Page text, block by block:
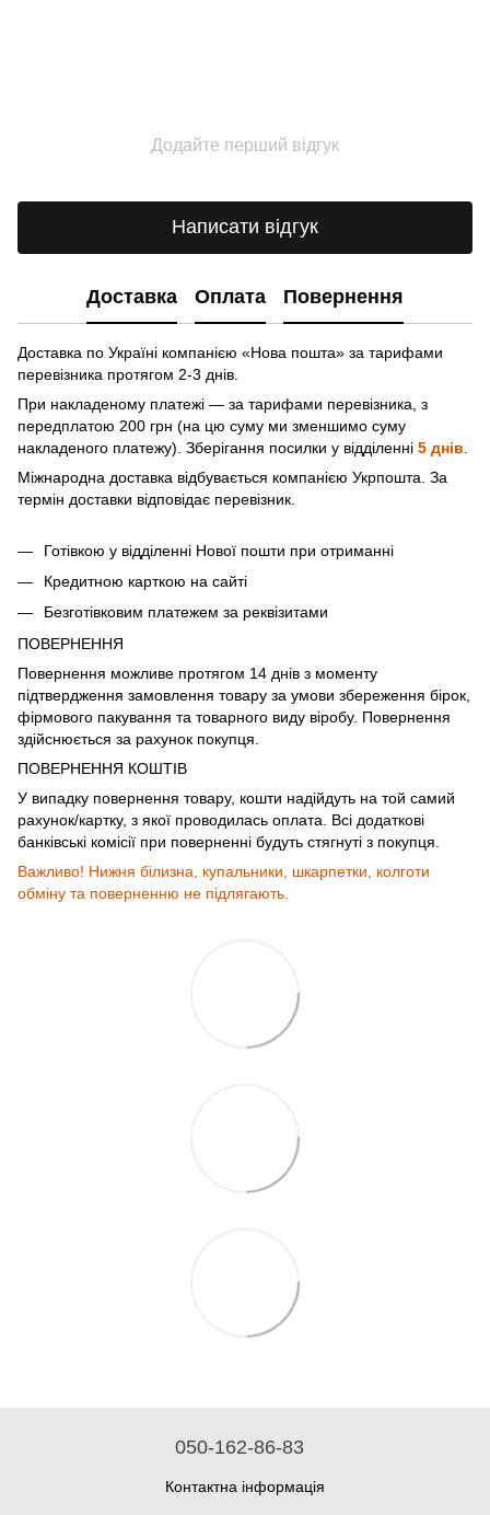
Додайте перший відгук
Написати відгук
Доставка Оплата Повернення
Доставка по Україні компанією «Нова пошта» зa тарифами
перевізника протягом 2-3 днів.
При накладеному платежі — за тарифами перевізника, з
передплатою 200 грн (на цю суму ми зменшимо суму
накладеного платежу). Зберігання посилки у відділенні 5 днів
Міжнародна доставка відбувається компанією Укрпошта. За
термін доставки відповідає перевізник.
Готівкою у відділенні Нової пошти при отриманні
Кредитною карткою на сайті
Безготівковим платежем за реквізитами
ПОВЕРНЕННЯ
Повернення можливе протягом 14 днів з моменту
підтвердження замовлення товару за умови збереження бірок,
фірмового пакування та товарного виду віробу. Повернення
здійснюється за рахунок покупця.
ПОВЕРНЕННЯ КОШТІВ
У випадку повернення товару, кошти надійдуть на той самий
рахунок/картку, з якої проводилась оплата. Всі додаткові
банківські комісії при поверненні будуть стягнуті з покупця.
Важливо! Нижня білизна, купальники, шкарпетки, колготи
обміну та поверненню не підлягають.
050-162-86-83
Контактна інформація